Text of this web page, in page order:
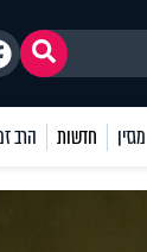
מגזין חדשות הרב